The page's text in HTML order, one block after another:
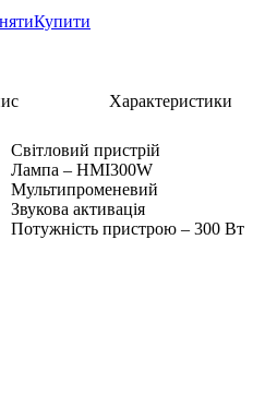
Купити
Характеристики
Світловий пристрій
Лампа – HMI300W
Мультипроменевий
Звукова активація
Потужність пристрою – 300 Вт